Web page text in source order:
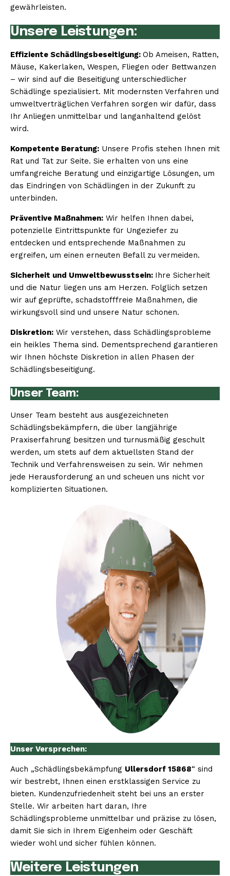
gewährleisten.
Unsere Leistungen:
Effiziente Schädlingsbeseitigung: Ob Ameisen, Ratten,
Mäuse, Kakerlaken, Wespen, Fliegen oder Bettwanzen
– wir sind auf die Beseitigung unterschiedlicher
Schädlinge spezialisiert. Mit modernsten Verfahren und
umweltverträglichen Verfahren sorgen wir dafür, dass
Ihr Anliegen unmittelbar und langanhaltend gelöst
wird.
Kompetente Beratung: Unsere Profis stehen Ihnen mit
Rat und Tat zur Seite. Sie erhalten von uns eine
umfangreiche Beratung und einzigartige Lösungen, um
das Eindringen von Schädlingen in der Zukunft zu
unterbinden.
Präventive Maßnahmen: Wir helfen Ihnen dabei,
potenzielle Eintrittspunkte für Ungeziefer zu
entdecken und entsprechende Maßnahmen zu
ergreifen, um einen erneuten Befall zu vermeiden.
Sicherheit und Umweltbewusstsein: Ihre Sicherheit
und die Natur liegen uns am Herzen. Folglich setzen
wir auf geprüfte, schadstofffreie Maßnahmen, die
wirkungsvoll sind und unsere Natur schonen.
Diskretion: Wir verstehen, dass Schädlingsprobleme
ein heikles Thema sind. Dementsprechend garantieren
wir Ihnen höchste Diskretion in allen Phasen der
Schädlingsbeseitigung.
Unser Team:
Unser Team besteht aus ausgezeichneten
Schädlingsbekämpfern, die über langjährige
Praxiserfahrung besitzen und turnusmäßig geschult
werden, um stets auf dem aktuellsten Stand der
Technik und Verfahrensweisen zu sein. Wir nehmen
jede Herausforderung an und scheuen uns nicht vor
komplizierten Situationen.
Unser Versprechen:
Auch „Schädlingsbekämpfung Ullersdorf 15868“ sind
wir bestrebt, Ihnen einen erstklassigen Service zu
bieten. Kundenzufriedenheit steht bei uns an erster
Stelle. Wir arbeiten hart daran, Ihre
Schädlingsprobleme unmittelbar und präzise zu lösen,
damit Sie sich in Ihrem Eigenheim oder Geschäft
wieder wohl und sicher fühlen können.
Weitere Leistungen